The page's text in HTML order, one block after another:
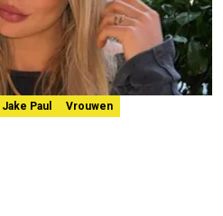
Jake Paul Vrouwen